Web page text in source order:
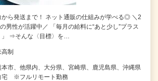
から発送まで！ ネット通販の仕組みが学べる◎ ＼2
男性が活躍中／ 「毎月の給料に“あと少し”プラス
」 ⇒そんな〈目標〉を…
制
本市、他県内、大分県、宮崎県、鹿児島県、沖縄県
宅 ※フルリモート勤務